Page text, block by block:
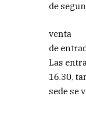
de
venta
de
Las
16.30,
sede se